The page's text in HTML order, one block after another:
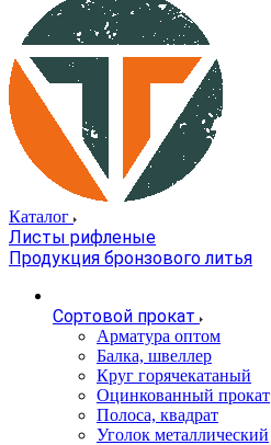
Каталог
Листы рифленые
Продукция бронзового литья
Сортовой прокат
Арматура оптом
Балка, швеллер
Круг горячекатаный
Оцинкованный прокат
Полоса, квадрат
Уголок металлический